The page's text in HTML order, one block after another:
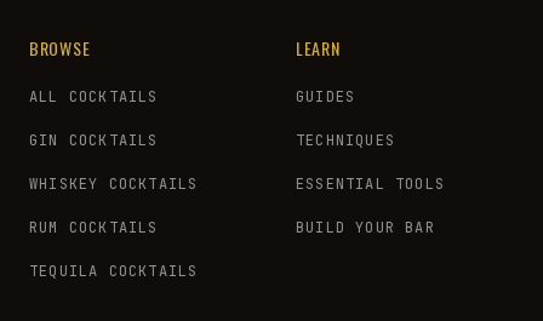
BROWSE
ALL COCKTAILS
GIN COCKTAILS
WHISKEY COCKTAILS
RUM COCKTAILS
TEQUILA COCKTAILS
LEARN
GUIDES
TECHNIQUES
ESSENTIAL TOOLS
BUILD YOUR BAR